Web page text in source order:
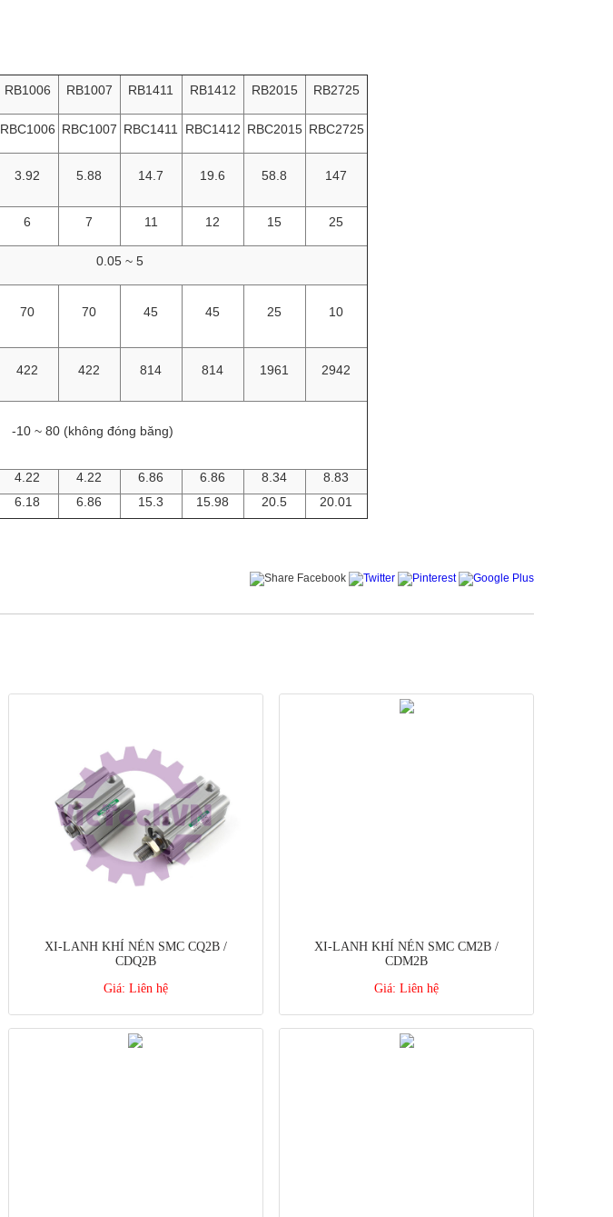
RB1006 RB1007 RB1411 RB1412 RB2015 RB2725
RBC1006 RBC1007 RBC1411 RBC1412 RBC2015 RBC2725
3.92 5.88 14.7 19.6 58.8 147
6 7 11 12 15 25
0.05 ~ 5
70 70 45 45 25 10
422 422 814 814 1961 2942
-10 ~ 80 (không đóng băng)
4.22 4.22 6.86 6.86 8.34
8.83
6.18 6.86 15.3 15.98 20.5 20.01
XI-LANH KHÍ NÉN SMC CQ2B /
CDQ2B
Giá: Liên hệ
XI-LANH KHÍ NÉN SMC CM2B /
CDM2B
Giá: Liên hệ